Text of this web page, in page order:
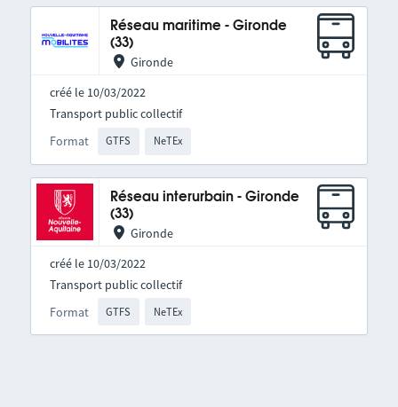
Réseau maritime - Gironde
(33)
Gironde
créé le 10/03/2022
Format GTFS NeTEx
Transport public collectif
Réseau interurbain - Gironde
(33)
Gironde
créé le 10/03/2022
Format GTFS NeTEx
Transport public collectif